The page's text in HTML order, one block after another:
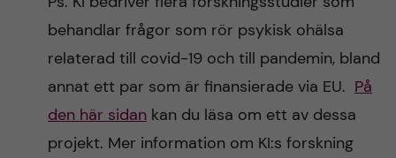
behandlar frågor som rör psykisk ohälsa
relaterad till covid-19 och till pandemin, bland
annat ett par som är finansierade via EU. På
den här sidankan du läsa om ett av dessa
projekt. Mer information om KI:s forskning